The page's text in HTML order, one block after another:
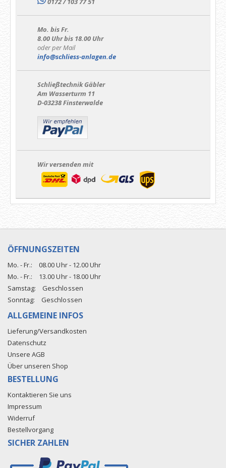
Mo. bis Fr.
8.00 Uhr bis 18.00 Uhr
oder per Mail
info@schliess-anlagen.de
Schließtechnik Gäbler
Am Wasserturm 11
D-03238 Finsterwalde
Wir versenden mit
ÖFFNUNGSZEITEN
Mo. - Fr.:
08.00 Uhr - 12.00 Uhr
Mo. - Fr.:
13.00 Uhr - 18.00 Uhr
Samstag:
Geschlossen
Sonntag:
Geschlossen
ALLGEMEINE INFOS
Lieferung/Versandkosten
Datenschutz
Unsere AGB
Über unseren Shop
BESTELLUNG
Kontaktieren Sie uns
Impressum
Widerruf
Bestellvorgang
SICHER ZAHLEN